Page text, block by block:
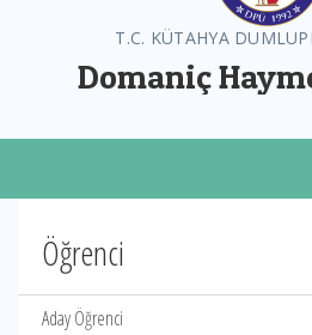
T.C. KÜTAHYA
Domaniç
Öğrenci
Aday Öğrenci